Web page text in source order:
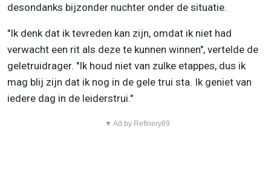
desondanks bijzonder nuchter onder de situatie.
"Ik denk dat ik tevreden kan zijn, omdat ik niet had
verwacht een rit als deze te kunnen winnen", vertelde de
geletruidrager. "Ik houd niet van zulke etappes, dus ik
mag blij zijn dat ik nog in de gele trui sta. Ik geniet van
iedere dag in de leiderstrui."
▼ Ad by Refinery89